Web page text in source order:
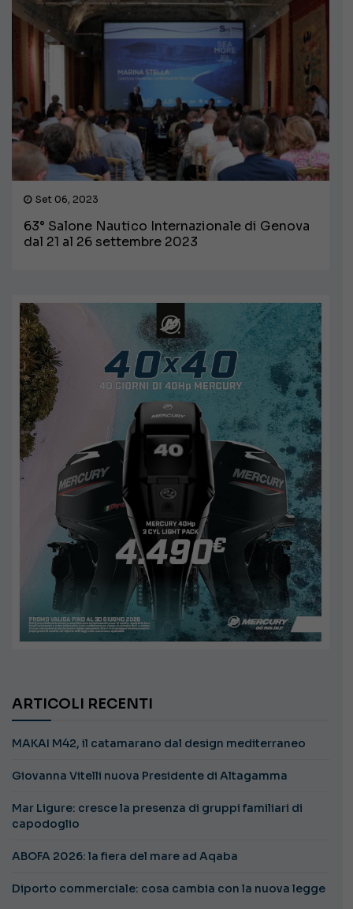
Set 06, 2023
63° Salone Nautico Internazionale di Genova
dal 21 al 26 settembre 2023
ARTICOLI RECENTI
MAKAI M42, il catamarano dal design mediterraneo
Giovanna Vitelli nuova Presidente di Altagamma
Mar Ligure: cresce la presenza di gruppi familiari di
capodoglio
ABOFA 2026: la fiera del mare ad Aqaba
Diporto commerciale: cosa cambia con la nuova legge